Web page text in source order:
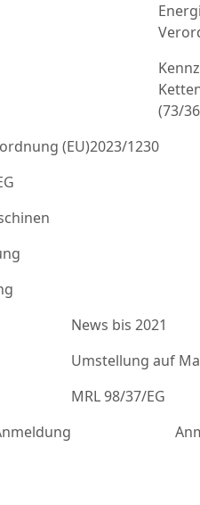
(73/
(EU)2023/1230
News bis 2021
Umstellung auf
MRL 98/37/EG